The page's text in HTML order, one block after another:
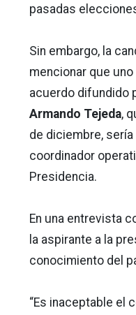
pasadas
Sin embargo, la
mencionar que
acuerdo difundido
Armando Tejeda,
de diciembre,
coordinador
Presidencia.
En una entrevista
la aspirante a la
conocimiento del
“Es inaceptable el